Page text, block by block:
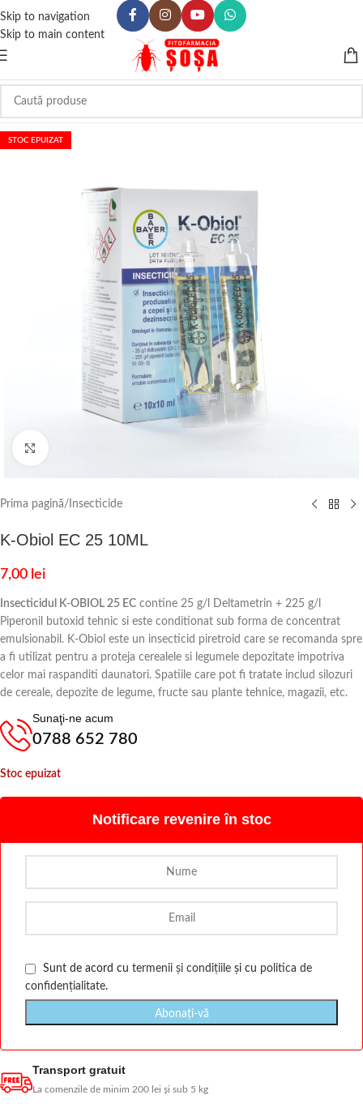
Skip to navigation
Skip to main content
STOC EPUIZAT
Prima pagină/ Insecticide
K-Obiol EC 25 10ML
7,00 lei
Insecticidul K-OBIOL 25 EC contine 25 g/l Deltametrin + 225 g/l
Piperonil butoxid tehnic si este conditionat sub forma de concentrat
emulsionabil. K-Obiol este un insecticid piretroid care se recomanda spre
a fi utilizat pentru a proteja cerealele si legumele depozitate impotriva
celor mai raspanditi daunatori. Spatiile care pot fi tratate includ silozuri
de cereale, depozite de legume, fructe sau plante tehnice, magazii, etc.
Sunaţi-ne acum
0788 652 780
Stoc epuizat
Notificare revenire în stoc
Sunt de acord cu termenii și condițiile și cu politica de
confidențialitate.
Transport gratuit
La comenzile de minim 200 lei și sub 5 kg